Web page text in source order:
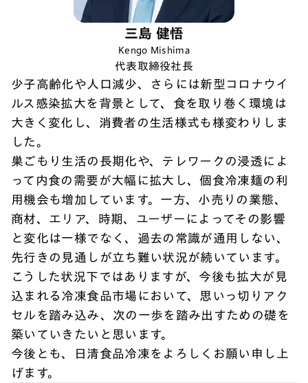
三島 健悟
Kengo Mishima
代表取締役社長
少子高齢化や人口減少、さらには新型コロナウイ
ルス感染拡大を背景として、食を取り巻く環境は
大きく変化し、消費者の生活様式も様変わりしま
した。
巣ごもり生活の長期化や、テレワークの浸透によ
って内食の需要が大幅に拡大し、個食冷凍麺の利
用機会も増加しています。一方、小売りの業態、
商材、エリア、時期、ユーザーによってその影響
と変化は一様でなく、過去の常識が通用しない、
先行きの見通しが立ち難い状況が続いています。
こうした状況下ではありますが、今後も拡大が見
込まれる冷凍食品市場において、思いっ切りアク
セルを踏み込み、次の一歩を踏み出すための礎を
築いていきたいと思います。
今後とも、日清食品冷凍をよろしくお願い申し上
げます。